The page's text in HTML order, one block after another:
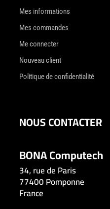
Mes informations
Mes commandes
Me connecter
Nouveau client
Politique de confidentialité
NOUS CONTACTER
BONA Computech
34, rue de Paris
77400 Pomponne
France